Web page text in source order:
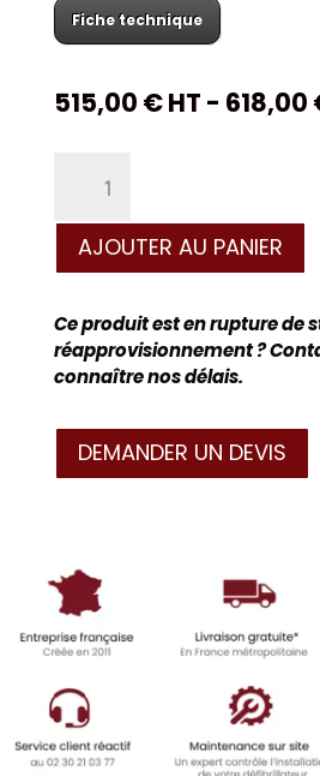
Fiche technique
515,00 €HT - 618,00
Mannequin
lumineux
massage
BRAYDEN
AJOUTER AU PANIER
Ce produit est en rupture de
réapprovisionnement ?
connaître nos délais.
DEMANDER UN DEVIS